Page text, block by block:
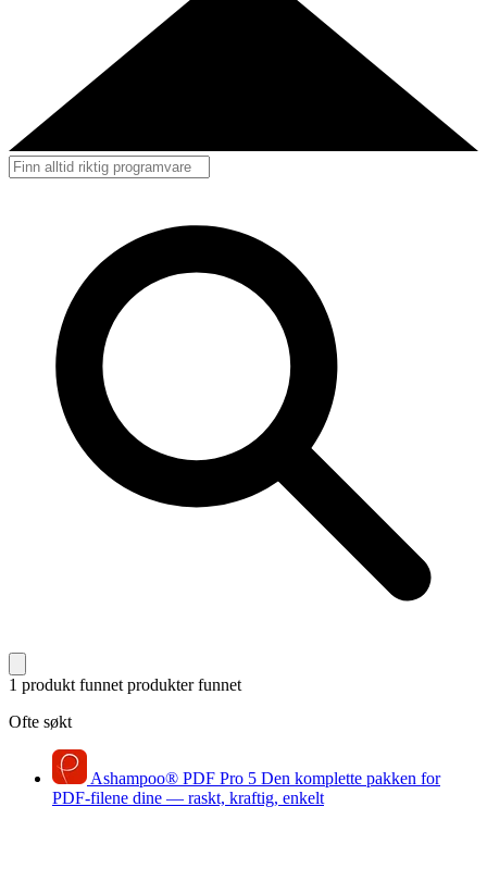
1 produkt funnet produkter funnet
Ofte søkt
Ashampoo® PDF Pro 5 Den komplette pakken for
PDF-filene dine — raskt, kraftig, enkelt